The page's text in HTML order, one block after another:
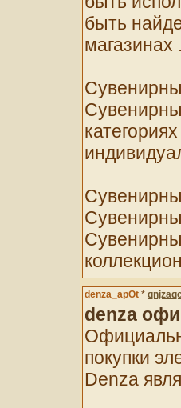
быть
магазинах .
denza_apOt *
denza
покупки
Denza